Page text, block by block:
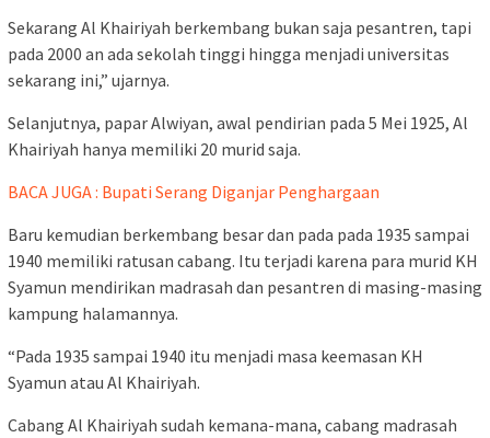
Sekarang Al Khairiyah berkembang bukan saja pesantren, tapi
pada 2000 an ada sekolah tinggi hingga menjadi universitas
sekarang ini,” ujarnya.
Selanjutnya, papar Alwiyan, awal pendirian pada 5 Mei 1925, Al
Khairiyah hanya memiliki 20 murid saja.
BACA JUGA : Bupati Serang Diganjar Penghargaan
Baru kemudian berkembang besar dan pada pada 1935 sampai
1940 memiliki ratusan cabang. Itu terjadi karena para murid KH
Syamun mendirikan madrasah dan pesantren di masing-masing
kampung halamannya.
“Pada 1935 sampai 1940 itu menjadi masa keemasan KH
Syamun atau Al Khairiyah.
Cabang Al Khairiyah sudah kemana-mana, cabang madrasah